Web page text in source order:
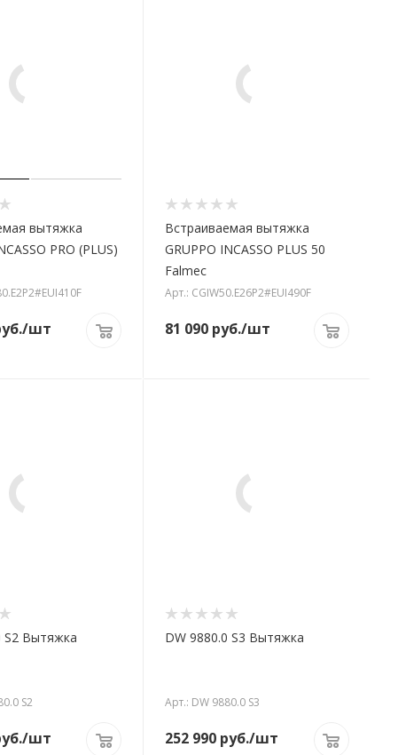
вытяжка
PRO (PLUS)
/шт
Встраиваемая вытяжка
GRUPPO INCASSO PLUS 50
Falmec
Арт.: CGIW50.E26P2#EUI490F
81 090 руб./шт
S2 Вытяжка
S2
/шт
DW 9880.0 S3 Вытяжка
Арт.: DW 9880.0 S3
252 990 руб./шт